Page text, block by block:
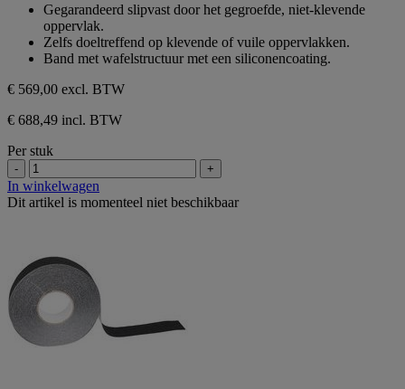
sterren.
Gegarandeerd slipvast door het gegroefde, niet-klevende
oppervlak.
Zelfs doeltreffend op klevende of vuile oppervlakken.
Band met wafelstructuur met een siliconencoating.
€ 569,00 excl. BTW
€ 688,49 incl. BTW
Per stuk
- +
In winkelwagen
Dit artikel is momenteel niet beschikbaar